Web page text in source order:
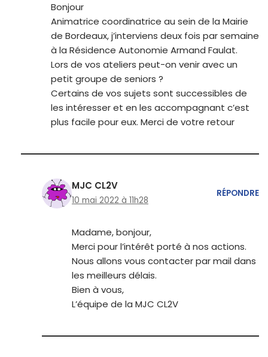
Bonjour
Animatrice coordinatrice au sein de la Mairie
de Bordeaux, j’interviens deux fois par semaine
à la Résidence Autonomie Armand Faulat.
Lors de vos ateliers peut-on venir avec un
petit groupe de seniors ?
Certains de vos sujets sont successibles de
les intéresser et en les accompagnant c’est
plus facile pour eux. Merci de votre retour
MJC CL2V
10 mai 2022 à 11h28
RÉPONDRE
Madame, bonjour,
Merci pour l’intérêt porté à nos actions.
Nous allons vous contacter par mail dans
les meilleurs délais.
Bien à vous,
L’équipe de la MJC CL2V